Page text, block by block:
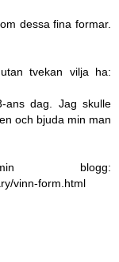
dessa fina formar.
tvekan vilja ha:
ans dag. Jag skulle
och bjuda min man
blogg:
vinn-form.html